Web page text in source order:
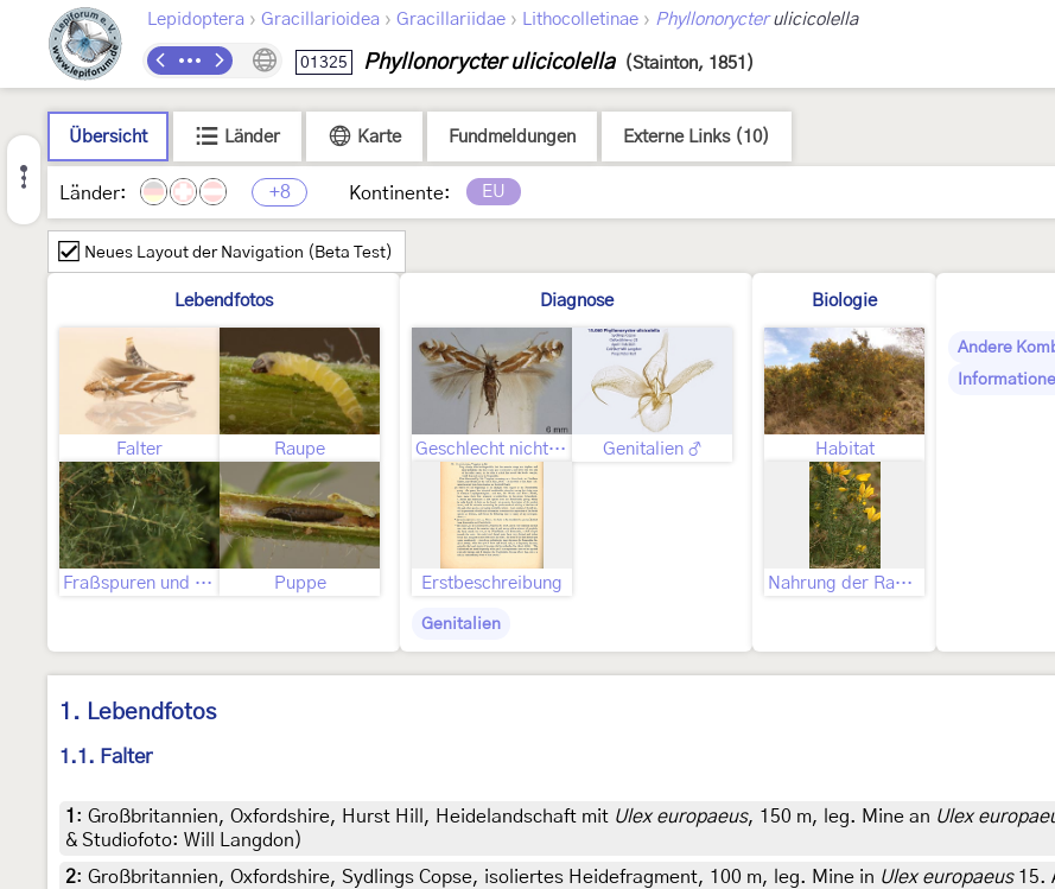
Lepidoptera › Gracillarioidea › Gracillariidae › Lithocolletinae › Phyllonorycterulicicolella
01325 Phyllonorycter ulicicolella (Stainton, 1851)
Übersicht Länder Karte Fundmeldungen Externe Links (10)
Länder: +8 Kontinente: EU
Neues Layout der Navigation (Beta Test)
Lebendfotos
Falter Raupe
Fraßspuren und Befallsbild Puppe
Diagnose
Geschlecht nicht bestimmt Genitalien ♂
Erstbeschreibung
Genitalien
Biologie
Habitat
Nahrung der Raupe
Andere
1. Lebendfotos
1.1. Falter
1 : Großbritannien, Oxfordshire, Hurst Hill, Heidelandschaft mit Ulex europaeus, 150 m, leg. Mine an Ulex
& Studiofoto: Will Langdon)
2: Großbritannien, Oxfordshire, Sydlings Copse, isoliertes Heidefragment, 100 m, leg. Mine in Ulex europaeus15.